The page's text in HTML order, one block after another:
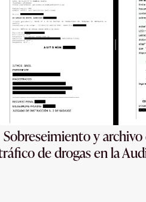
Sobreseimiento y
de drogas en la